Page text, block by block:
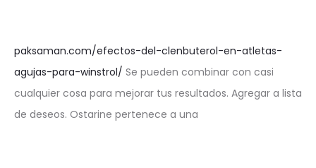
paksaman.com/efectos-del-clenbuterol-en-atletas-
agujas-para-winstrol/ Se pueden combinar con casi
cualquier cosa para mejorar tus resultados. Agregar a lista
de deseos. Ostarine pertenece a una